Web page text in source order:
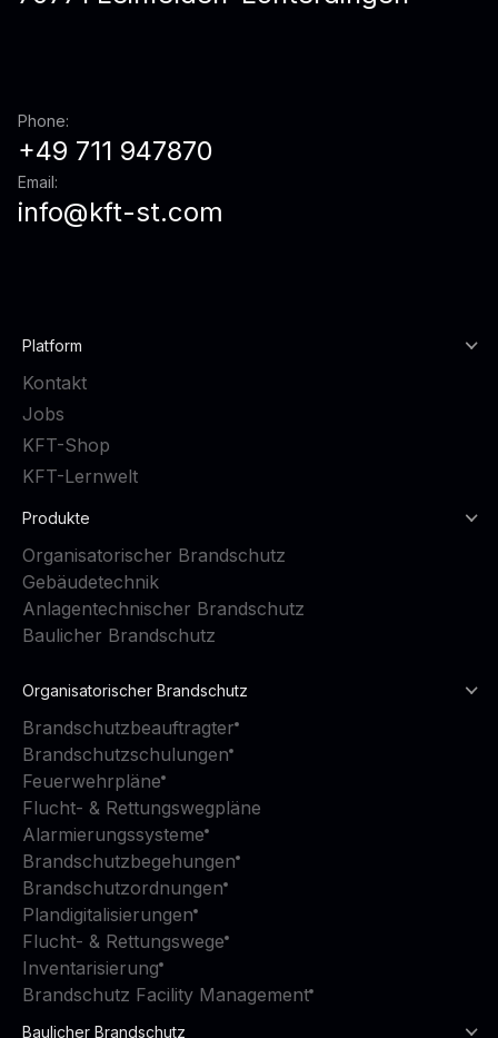
Phone:
+49 711 947870
Email:
info@kft-st.com
Platform
Kontakt
Jobs
KFT-Shop
KFT-Lernwelt
Produkte
Organisatorischer Brandschutz
Gebäudetechnik
Anlagentechnischer Brandschutz
Baulicher Brandschutz
Organisatorischer Brandschutz
Brandschutzbeauftragter
Brandschutzschulungen
Feuerwehrpläne
Flucht- & Rettungswegpläne
Alarmierungssysteme
Brandschutzbegehungen
Brandschutzordnungen
Plandigitalisierungen
Flucht- & Rettungswege
Inventarisierung
Brandschutz Facility Management
Baulicher Brandschutz